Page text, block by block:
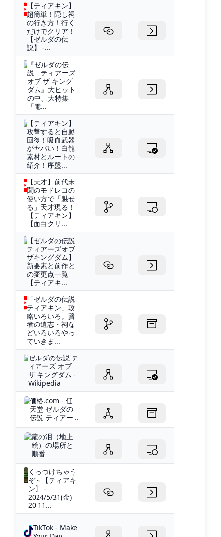
【ティアキン】
超簡単！隠し祠
の行き方！行く
だけでクリア！
【ゼルダの伝
説】 -...
『ゼルダの伝
説 ティアーズ
オブ ザ キング
ダム』大ヒット
の中、大特集
「電...
【ティアキン】
攻撃すると自動
回復！吸血武器
がヤバい！白龍
素材とルートの
紹介！序盤...
【天才】前代未
聞のモドレコの
使い方で「魅せ
る」天才現る！
【ティアキン】
【面白クリ...
【ゼルダの伝説
ティアーズオブ
ザキングダム】
新要素と前作と
の変更点一覧
【ティアキ...
「ゼルダの伝説
ティアキン」攻
略いろいろ。賢
者の遺志・祠な
どいろいろやっ
ていきま...
ゼルダの伝説 テ
ィアーズ オブ
ザ キングダム -
Wikipedia
価格.com - 任
天堂 ゼルダの
伝説 ティアー...
龍の泪（地上
絵）の場所と
順番
くっつけちゃう
ぞ～【ティアキ
ン】 -
2024/5/31(金)
20:11...
TikTok - Make